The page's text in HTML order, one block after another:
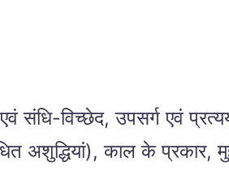
संधि-विच्छेद, उपसर्ग एवं
अशुद्धियां), काल के प्रकार,